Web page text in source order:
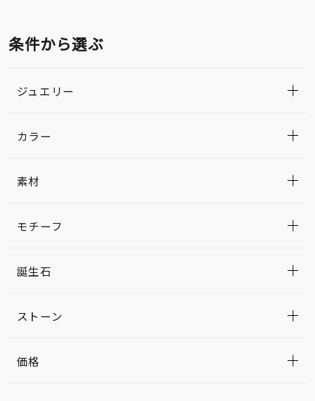
条件から選ぶ
ジュエリー
カラー
素材
モチーフ
誕生石
ストーン
価格